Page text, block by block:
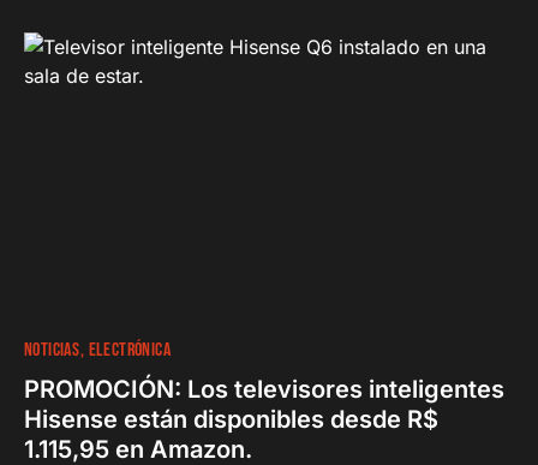
NOTICIAS ELECTRÓNICA
PROMOCIÓN: Los televisores inteligentes
Hisense están disponibles desde R$
1.115,95 en Amazon.